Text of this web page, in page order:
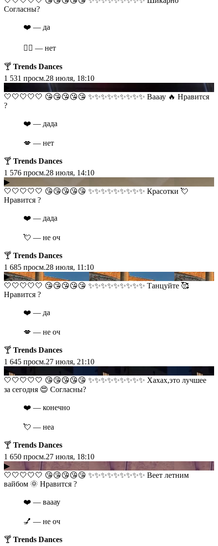
Согласны?
❤️ — да
❤️‍🔥 — нет
🍸 Trends Dances
1 531 просм.28 июля, 18:10
​​🤍🤍🤍🤍🤍 😘😘😘😘😘 ✨✨✨✨✨✨✨✨✨ Вааау 🔥 Нравится
?
❤️ — дада
💋 — нет
🍸 Trends Dances
1 576 просм.28 июля, 14:10
▶
​​🤍🤍🤍🤍🤍 😘😘😘😘😘 ✨✨✨✨✨✨✨✨✨ Красотки 💘
Нравится ?
❤️ — дада
💘 — не оч
🍸 Trends Dances
1 685 просм.28 июля, 11:10
▶
​​🤍🤍🤍🤍🤍 😘😘😘😘😘 ✨✨✨✨✨✨✨✨✨ Танцуйте 🥰
Нравится ?
❤️ — да
💋 — не оч
🍸 Trends Dances
1 645 просм.27 июля, 21:10
▶
​​🤍🤍🤍🤍🤍 😘😘😘😘😘 ✨✨✨✨✨✨✨✨✨ Хахах,это лучшее
за сегодня 😍 Согласны?
❤️ — конечно
💘 — неа
🍸 Trends Dances
1 650 просм.27 июля, 18:10
▶
​​🤍🤍🤍🤍🤍 😘😘😘😘😘 ✨✨✨✨✨✨✨✨✨ Веет летним
вайбом 🌞 Нравится ?
❤️ — вааау
💅 — не оч
🍸 Trends Dances